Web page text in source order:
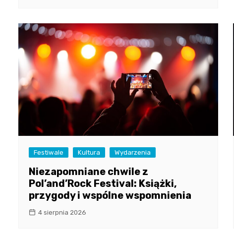
Festiwale Kultura Wydarzenia
Niezapomniane chwile z
Pol’and’Rock Festival: Książki,
przygody i wspólne wspomnienia
4 sierpnia 2026